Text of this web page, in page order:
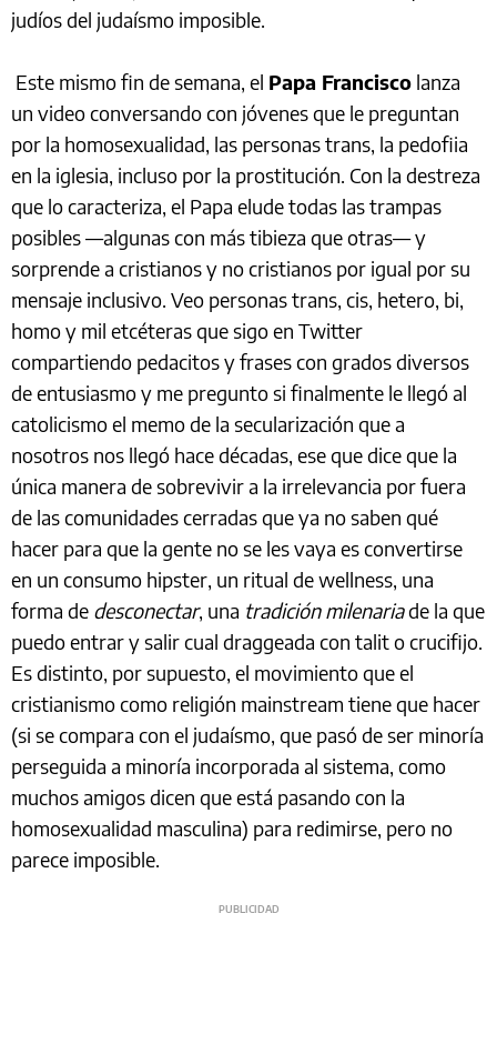
judíos del judaísmo imposible.
Este mismo fin de semana, el Papa Francisco lanza
un video conversando con jóvenes que le preguntan
por la homosexualidad, las personas trans, la pedofiia
en la iglesia, incluso por la prostitución. Con la destreza
que lo caracteriza, el Papa elude todas las trampas
posibles —algunas con más tibieza que otras— y
sorprende a cristianos y no cristianos por igual por su
mensaje inclusivo. Veo personas trans, cis, hetero, bi,
homo y mil etcéteras que sigo en Twitter
compartiendo pedacitos y frases con grados diversos
de entusiasmo y me pregunto si finalmente le llegó al
catolicismo el memo de la secularización que a
nosotros nos llegó hace décadas, ese que dice que la
única manera de sobrevivir a la irrelevancia por fuera
de las comunidades cerradas que ya no saben qué
hacer para que la gente no se les vaya es convertirse
en un consumo hipster, un ritual de wellness, una
forma de desconectar, una tradición milenariade la que
puedo entrar y salir cual draggeada con talit o crucifijo.
Es distinto, por supuesto, el movimiento que el
cristianismo como religión mainstream tiene que hacer
(si se compara con el judaísmo, que pasó de ser minoría
perseguida a minoría incorporada al sistema, como
muchos amigos dicen que está pasando con la
homosexualidad masculina) para redimirse, pero no
parece imposible.